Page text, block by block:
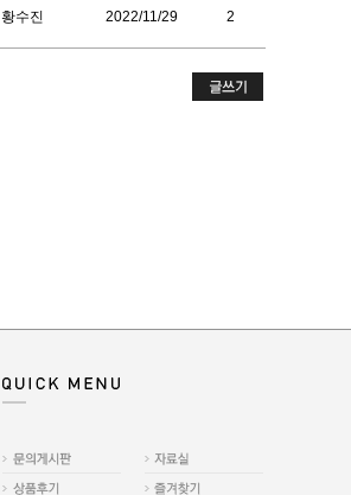
황수진 2022/11/29 2